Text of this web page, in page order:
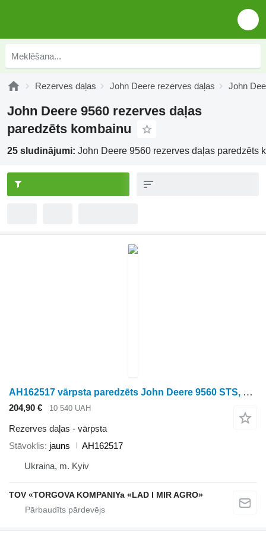
Rezerves daļas John Deere rezerves daļas John
John Deere 9560 rezerves daļas
paredzēts kombainu
25 sludinājumi: John Deere 9560 rezerves daļas paredzēts
AH162517 vārpsta paredzēts John Deere 9560 STS, 9650 STS, 9660 STS graudu kombaina
204,90 € 10 540 UAH
Rezerves daļas - vārpsta
Stāvoklis jauns
AH162517
Ukraina, m. Kyiv
TOV «TORGOVA KOMPANIYa «LAD I MIR AGRO»